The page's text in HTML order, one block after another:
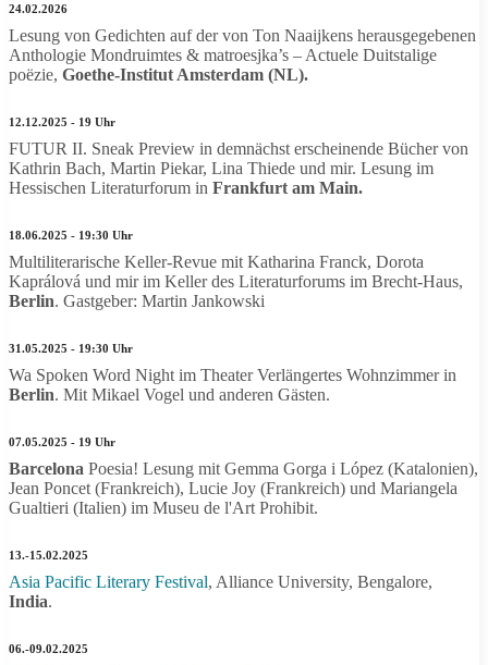
24.02.2026
Lesung von Gedichten auf der von Ton Naaijkens herausgegebenen
Anthologie Mondruimtes & matroesjka’s – Actuele Duitstalige
poëzie, Goethe-Institut Amsterdam (NL).
12.12.2025 - 19 Uhr
FUTUR II. Sneak Preview in demnächst erscheinende Bücher von
Kathrin Bach, Martin Piekar, Lina Thiede und mir. Lesung im
Hessischen Literaturforum in Frankfurt am Main.
18.06.2025 - 19:30 Uhr
Multiliterarische Keller-Revue mit Katharina Franck, Dorota
Kaprálová und mir im Keller des Literaturforums im Brecht-Haus,
Berlin. Gastgeber: Martin Jankowski
31.05.2025 - 19:30 Uhr
Wa Spoken Word Night im Theater Verlängertes Wohnzimmer in
Berlin. Mit Mikael Vogel und anderen Gästen.
07.05.2025 - 19 Uhr
Barcelona Poesia! Lesung mit Gemma Gorga i López (Katalonien),
Jean Poncet (Frankreich), Lucie Joy (Frankreich) und Mariangela
Gualtieri (Italien) im Museu de l'Art Prohibit.
13.-15.02.2025
Asia Pacific Literary Festival, Alliance University, Bengalore,
India.
06.-09.02.2025